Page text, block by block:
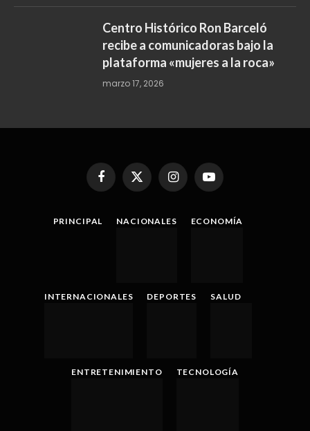
Centro Histórico Ron Barceló
recibe a comunicadoras bajo la
plataforma «mujeres a la roca»
marzo 17, 2026
FacebookX
(Twitter)
InstagramYouTube
PRINCIPAL NACIONALES ECONOMÍA
INTERNACIONALES DEPORTES SALUD
ENTRETENIMIENTO TECNOLOGÍA